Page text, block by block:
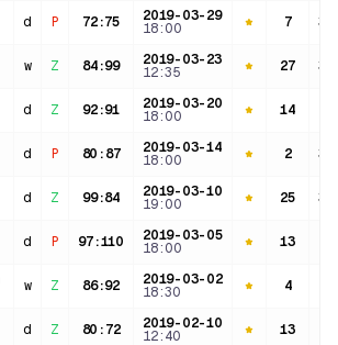
d P 72:75
2019-03-29
18:00
7
w Z 84:99
2019-03-23
12:35
27
d Z 92:91
2019-03-20
18:00
14
d P 80 : 87
2019-03-14
18:00
2
d Z 99:84
2019-03-10
19:00
25
d P 97:110
2019-03-05
18:00
13
w Z 86:92
2019-03-02
18:30
4
d Z 80 : 72
2019-02-10
12:40
13